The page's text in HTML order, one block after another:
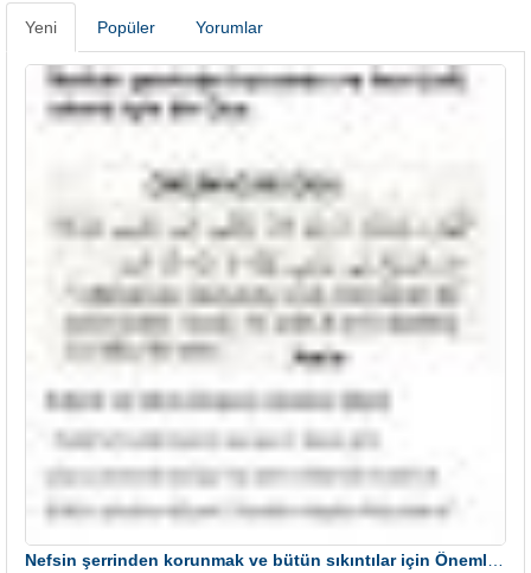
Yeni Popüler Yorumlar